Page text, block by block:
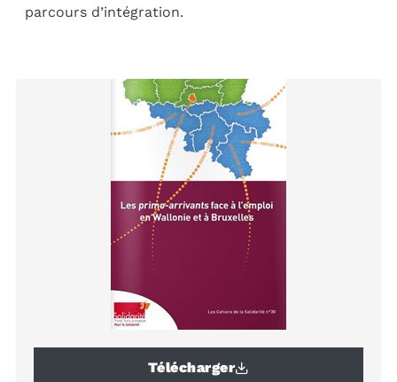
parcours d’intégration.
Télécharger